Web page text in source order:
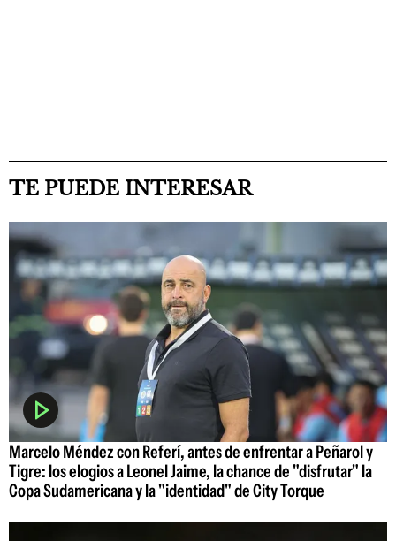
TE PUEDE INTERESAR
Marcelo Méndez con Referí, antes de enfrentar a Peñarol y
Tigre: los elogios a Leonel Jaime, la chance de "disfrutar" la
Copa Sudamericana y la "identidad" de City Torque